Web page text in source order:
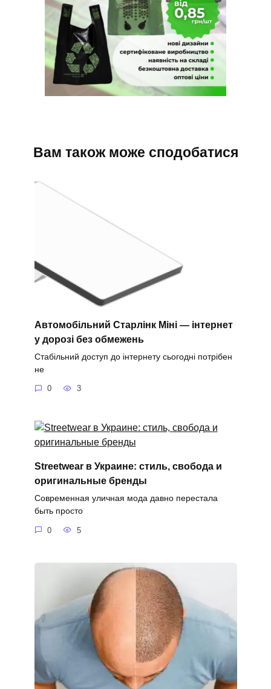
Вам також може сподобатися
Автомобільний Старлінк Міні — інтернет
у дорозі без обмежень
Стабільний доступ до інтернету сьогодні потрібен
не
0 3
Streetwear в Украине: стиль, свобода и
оригинальные бренды
Современная уличная мода давно перестала
быть просто
0 5